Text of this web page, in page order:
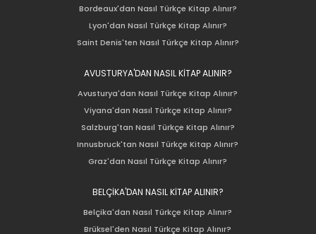
Bordeaux'dan Nasıl Türkçe Kitap Alınır?
Lyon'dan Nasıl Türkçe Kitap Alınır?
Saint Denis'ten Nasıl Türkçe Kitap Alınır?
AVUSTURYA'DAN NASIL KİTAP ALINIR?
Avusturya'dan Nasıl Türkçe Kitap Alınır?
Viyana'dan Nasıl Türkçe Kitap Alınır?
Salzburg'tan Nasıl Türkçe Kitap Alınır?
Innusbruck'tan Nasıl Türkçe Kitap Alınır?
Graz'dan Nasıl Türkçe Kitap Alınır?
BELÇİKA'DAN NASIL KİTAP ALINIR?
Belçika'dan Nasıl Türkçe Kitap Alınır?
Brüksel'den Nasıl Türkçe Kitap Alınır?